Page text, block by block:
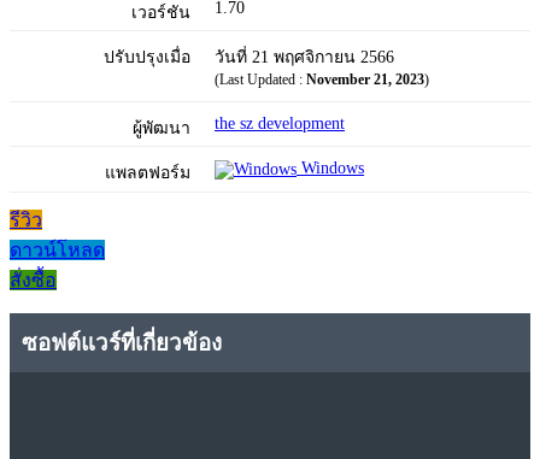
เวอร์ชัน 1.70
ปรับปรุงเมื่อ วันที่ 21 พฤศจิกายน 2566
(Last Updated : November 21, 2023)
ผู้พัฒนา the sz development
แพลตฟอร์ม Windows
รีวิว
ดาวน์โหลด
สั่งซื้อ
ซอฟต์แวร์ที่เกี่ยวข้อง